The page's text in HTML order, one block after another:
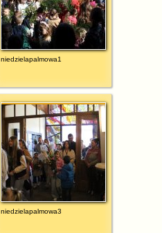
niedzielapalmowa1
niedzielapalmowa3